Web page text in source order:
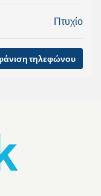
Πτυχίο
τηλεφώνου